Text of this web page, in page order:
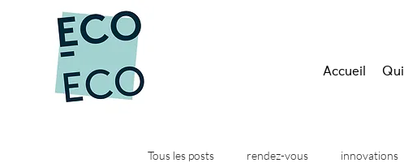
Accueil
Tous les posts rendez-vous innovations